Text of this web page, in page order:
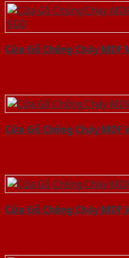
Cửa Gỗ Chống Cháy
Cửa Gỗ Chống Cháy MDF
Cửa Gỗ Chống Cháy MDF